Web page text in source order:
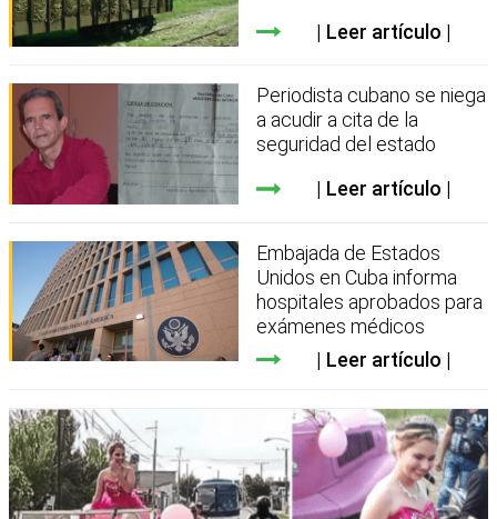
Leer artículo
Periodista cubano se niega
a acudir a cita de la
seguridad del estado
Leer artículo
Embajada de Estados
Unidos en Cuba informa
hospitales aprobados para
exámenes médicos
Leer artículo